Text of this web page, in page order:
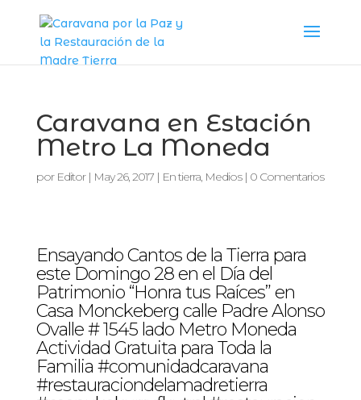
Caravana en Estación
Metro La Moneda
por Editor| May 26, 2017| En tierra, Medios| 0 Comentarios
Ensayando Cantos de la Tierra para
este Domingo 28 en el Día del
Patrimonio “Honra tus Raíces” en
Casa Monckeberg calle Padre Alonso
Ovalle # 1545 lado Metro Moneda
Actividad Gratuita para Toda la
Familia #comunidadcaravana
#restauraciondelamadretierra